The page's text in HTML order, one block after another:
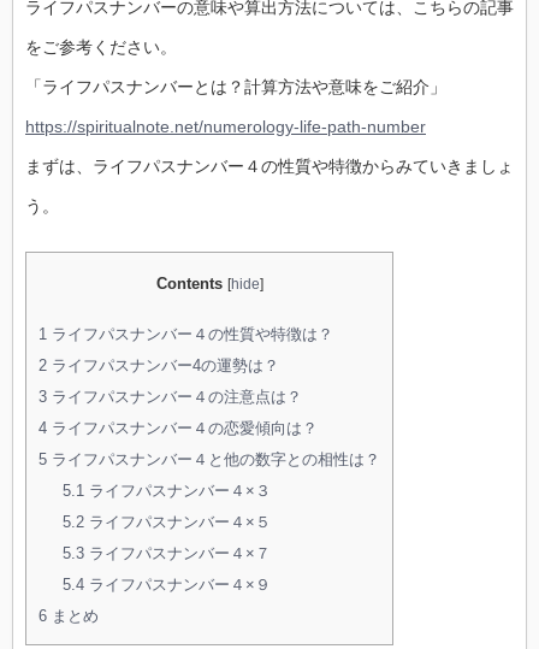
ライフパスナンバーの意味や算出方法については、こちらの記事
をご参考ください。
「ライフパスナンバーとは？計算方法や意味をご紹介」
https://spiritualnote.net/numerology-life-path-number
まずは、ライフパスナンバー４の性質や特徴からみていきましょ
う。
Contents [hide]
1 ライフパスナンバー４の性質や特徴は？
2 ライフパスナンバー4の運勢は？
3 ライフパスナンバー４の注意点は？
4 ライフパスナンバー４の恋愛傾向は？
5 ライフパスナンバー４と他の数字との相性は？
5.1 ライフパスナンバー４×３
5.2ライフパスナンバー４×５
5.3ライフパスナンバー４×７
5.4ライフパスナンバー４×９
6 まとめ